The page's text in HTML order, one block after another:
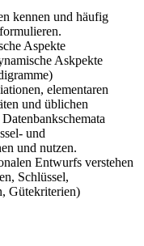
kennen und häufig
Aspekte
Askpekte
elementaren
und üblichen
und
und nutzen.
Entwurfs verstehen
Schlüssel,
Gütekriterien)